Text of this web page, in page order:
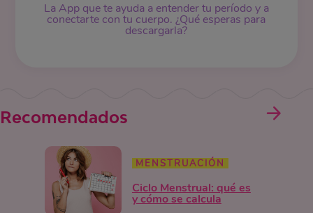
La App que te ayuda a entender tu período y a
conectarte con tu cuerpo. ¿Qué esperas para
descargarla?
Recomendados
MENSTRUACIÓN
Ciclo Menstrual: qué es
y cómo se calcula